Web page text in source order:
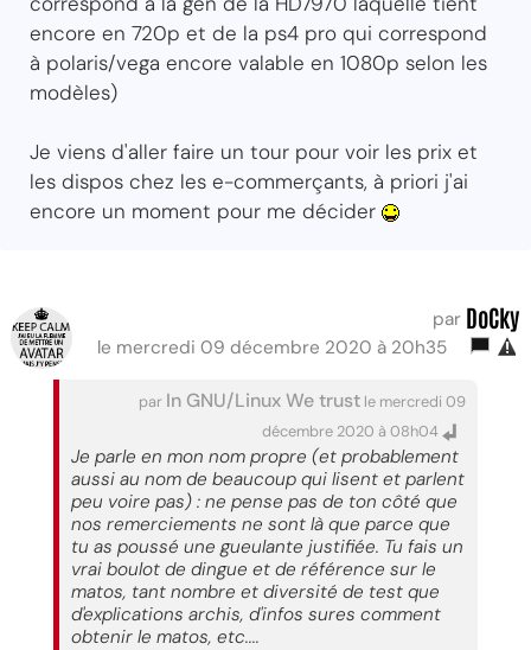
encore en 720p et de la ps4 pro qui correspond
à polaris/vega encore valable en 1080p selon les
modèles)
Je viens d'aller faire un tour pour voir les prix et
les dispos chez les e-commerçants, à priori j'ai
encore un moment pour me décider
par DoCky
le mercredi 09 décembre 2020 à 20h35
par In GNU/Linux We trust le mercredi 09
décembre 2020 à 08h04
Je parle en mon nom propre (et probablement
aussi au nom de beaucoup qui lisent et parlent
peu voire pas) : ne pense pas de ton côté que
nos remerciements ne sont là que parce que
tu as poussé une gueulante justifiée. Tu fais un
vrai boulot de dingue et de référence sur le
matos, tant nombre et diversité de test que
d'explications archis, d'infos sures comment
obtenir le matos, etc....